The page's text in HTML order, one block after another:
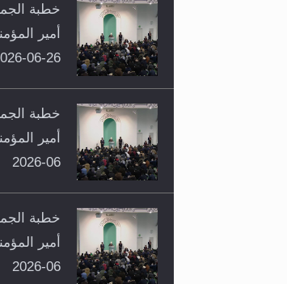
خطبة
أمير
26-06-2026
خطبة
06-2026
خطبة
06-2026